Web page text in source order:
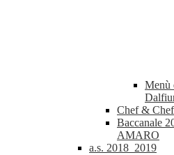
Menù
Chef & Chef
Baccanale
AMARO
a.s. 2018_2019